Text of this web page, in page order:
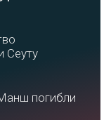
Сеуту
погибли